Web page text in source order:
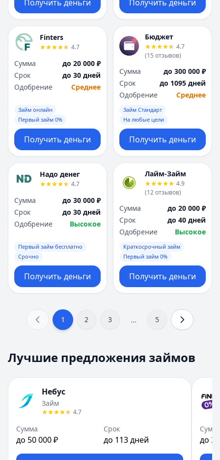
Получить деньги Получить деньги
Finters
4.7
Сумма
до 20 000 ₽
Срок
до 30 дней
Одобрение
Среднее
Займ онлайн
Первый займ 0%
Получить деньги
Бюджет
4.7
(15 отзывов)
Сумма
до 300 000 ₽
Срок
до 1095 дней
Одобрение
Среднее
Займ Стандарт
На любые цели
Получить деньги
Надо денег
4.7
Сумма
до 30 000 ₽
Срок
до 30 дней
Одобрение
Высокое
Первый займ бесплатно
Срочно
Получить деньги
Лайм-Займ
4.9
(12отзывов)
Сумма
до 20 000 ₽
Срок
до 40 дней
Одобрение
Высокое
Краткосрочный займ
Первый займ 0%
Получить деньги
1 2 3 ... 5
Лучшие предложения займов
Небус
Займ
4.7
Сумма
до 50 000 ₽
Срок
до 113 дней до